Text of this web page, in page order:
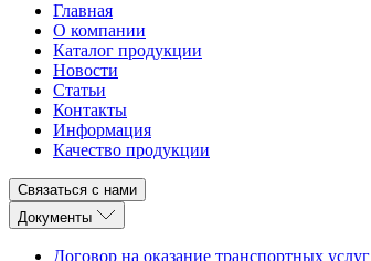
Главная
О компании
Каталог продукции
Новости
Статьи
Контакты
Информация
Качество продукции
Связаться с нами
Документы
Договор на оказание транспортных услуг